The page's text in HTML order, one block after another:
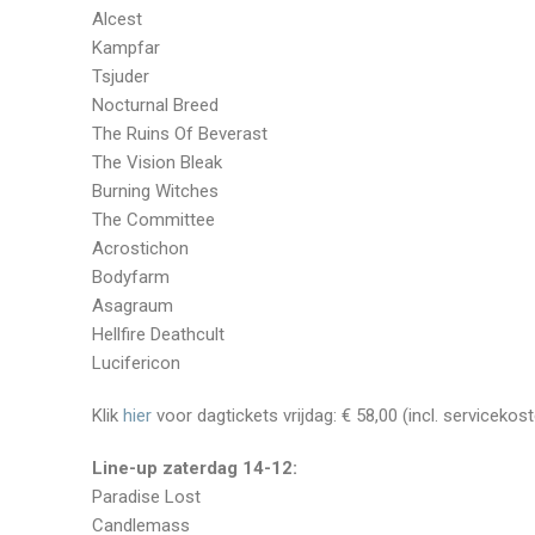
Alcest
Kampfar
Tsjuder
Nocturnal Breed
The Ruins Of Beverast
The Vision Bleak
Burning Witches
The Committee
Acrostichon
Bodyfarm
Asagraum
Hellfire Deathcult
Lucifericon
Klik hier voor dagtickets vrijdag: € 58,00 (incl.
Line-up zaterdag 14-12:
Paradise Lost
Candlemass